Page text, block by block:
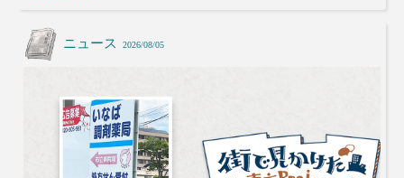
ニュース 2026/08/05